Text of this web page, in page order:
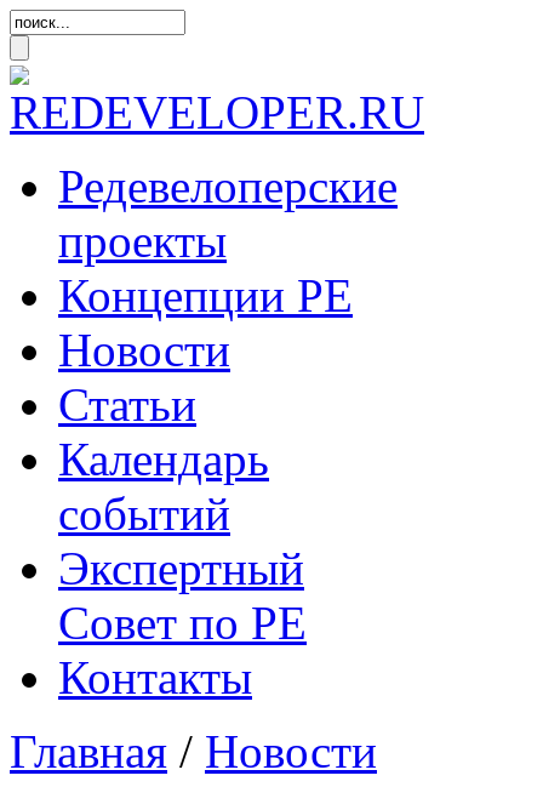
Редевелоперские
проекты
Концепции РЕ
Новости
Статьи
Календарь
событий
Экспертный
Совет по РЕ
Контакты
Главная / Новости